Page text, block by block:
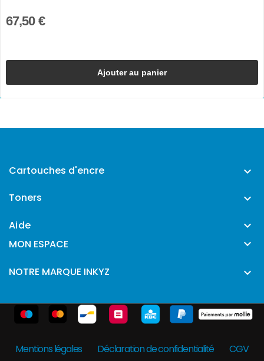
67,50 €
Ajouter au panier
Cartouches d'encre 
Toners 
Aide 
MON ESPACE 
NOTRE MARQUE INKYZ 
Mentions légales Déclaration de confidentialité CGV